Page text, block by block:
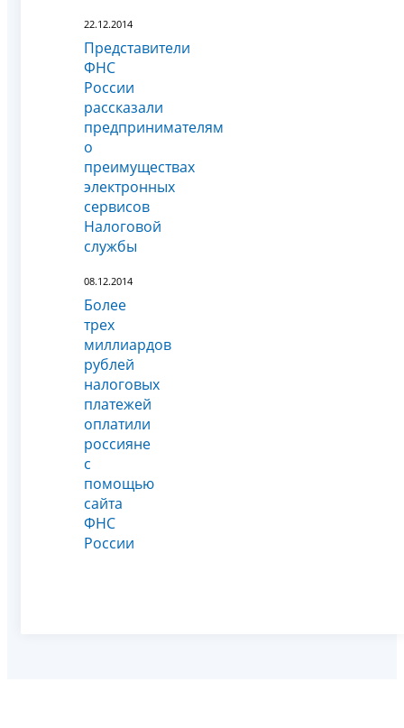
22.12.2014
Представители
ФНС
России
рассказали
предпринимателям
о
преимуществах
электронных
сервисов
Налоговой
службы
08.12.2014
Более
трех
миллиардов
рублей
налоговых
платежей
оплатили
россияне
с
помощью
сайта
ФНС
России